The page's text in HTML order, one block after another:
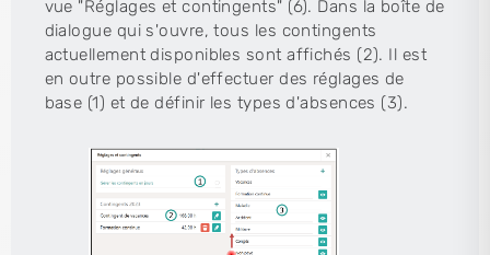
vue "Réglages et contingents" (6). Dans la boîte de
dialogue qui s'ouvre, tous les contingents
actuellement disponibles sont affichés (2). Il est
en outre possible d'effectuer des réglages de
base (1) et de définir les types d'absences (3).